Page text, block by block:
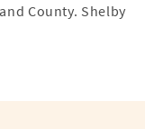
County. Shelby